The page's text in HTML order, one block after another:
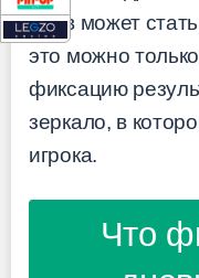
лайв может
это можно
фиксацию
зеркало, в
игрока.
Что